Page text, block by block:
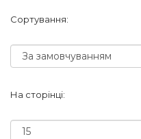
Сортування:
На сторінці: